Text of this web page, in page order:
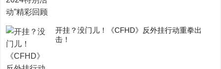
开挂？没门儿！《CFHD》反外挂行动重拳出
击！